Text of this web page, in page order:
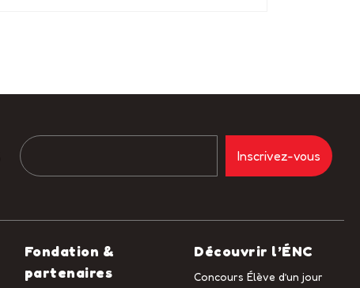
Fondation &
partenaires
Découvrir l’ÉNC
Concours Élève d’un jour